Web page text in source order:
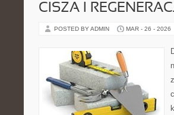
CISZA I
POSTED BY ADMIN MAR - 26 - 2026